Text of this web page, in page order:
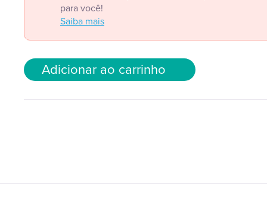
para você!
Saiba mais
Adicionar ao carrinho